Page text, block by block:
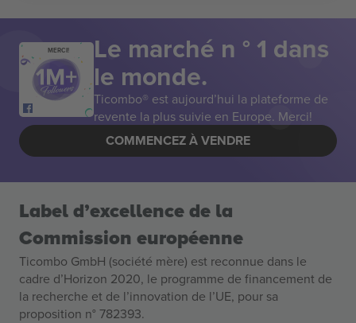
MERCI! Le marché n ° 1 dans
le monde.
Ticombo® est aujourd’hui la plateforme de
revente la plus suivie en Europe. Merci!
COMMENCEZ À VENDRE
Label d’excellence de la
Commission européenne
Ticombo GmbH (société mère) est reconnue dans le
cadre d’Horizon 2020, le programme de financement de
la recherche et de l’innovation de l’UE, pour sa
proposition n° 782393.